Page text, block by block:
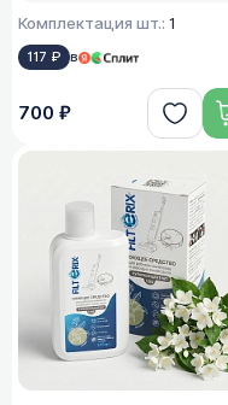
Комплектация шт.: 1
117 ₽ в
700 ₽